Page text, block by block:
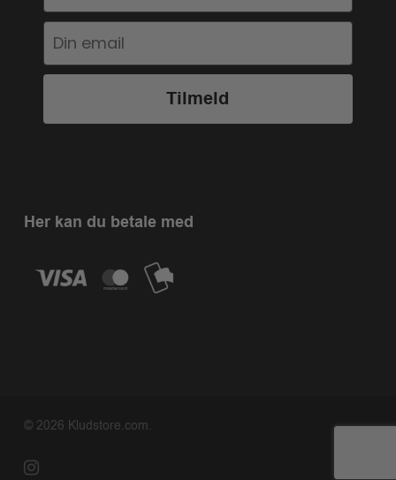
Tilmeld
Her kan du betale med
© 2026 Kludstore.com.
instagram